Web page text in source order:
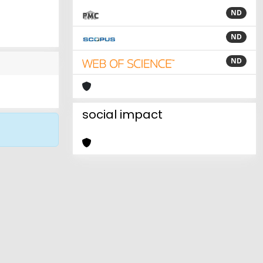
ND
ND
ND
social impact